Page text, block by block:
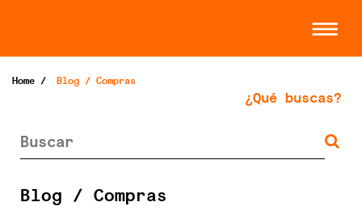
Home / Blog / Compras
¿Qué buscas?
Blog / Compras